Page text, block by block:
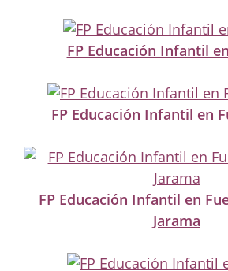
FP Educación Infantil
FP Educación Infantil en
FP Educación Infantil en
Jarama